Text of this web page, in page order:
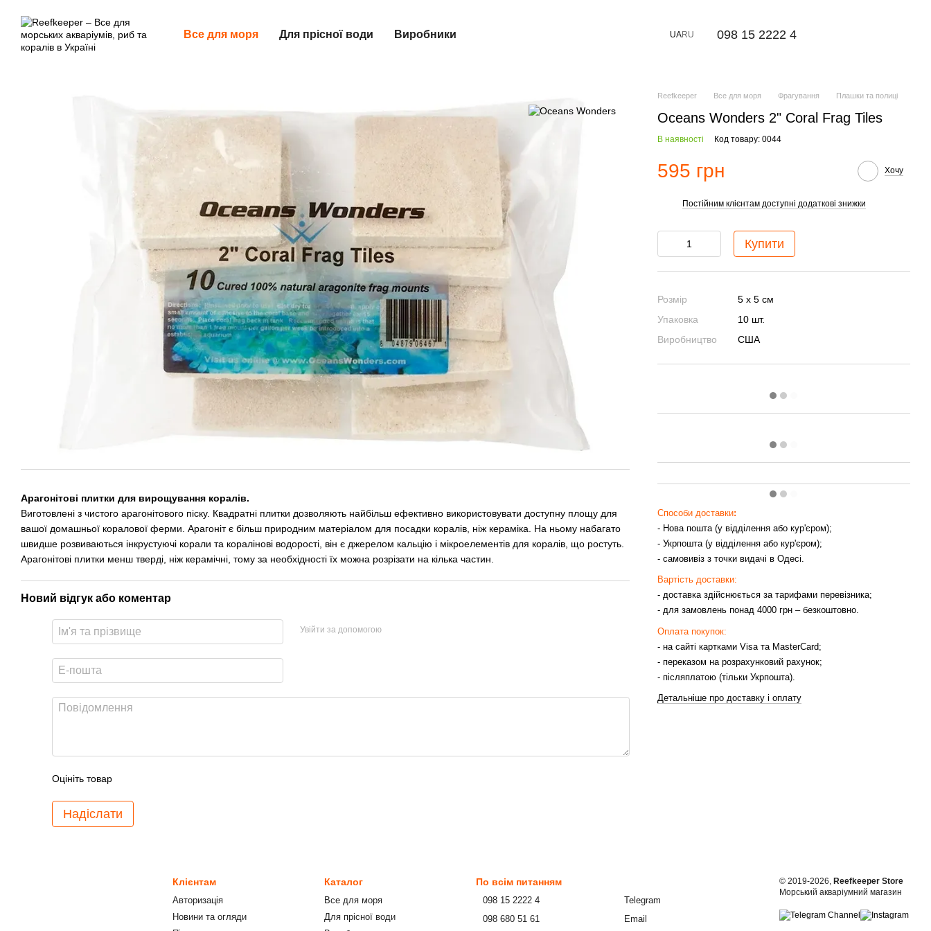
Все для моря Для прісної води Виробники UARU ⠀098 15 2222 4
Арагонітові плитки для вирощування коралів.
Виготовлені з чистого арагонітового піску. Квадратні плитки дозволяють найбільш ефективно використовувати доступну площу для
вашої домашньої коралової ферми. Арагоніт є більш природним матеріалом для посадки коралів, ніж кераміка. На ньому набагато
швидше розвиваються інкрустуючі корали та коралінові водорості, він є джерелом кальцію і мікроелементів для коралів, що ростуть.
Арагонітові плитки менш тверді, ніж керамічні, тому за необхідності їх можна розрізати на кілька частин.
Новий відгук або коментар
Увійти за допомогою
Оцініть товар
Надіслати
Reefkeeper Все для моря Фрагування Плашки та полиці
Oceans Wonders 2" Coral Frag Tiles
В наявності Код товару: 0044
595 грн Хочу
Постійним клієнтам доступні додаткові знижки
Купити
Розмір
5 x 5 см
Упаковка
10 шт.
Виробництво
США
Способи доставки:
- Нова пошта (у відділення або кур'єром);
- Укрпошта (у відділення або кур'єром);
- самовивіз з точки видачі в Одесі.
Вартість доставки:
- доставка здійснюється за тарифами перевізника;
- для замовлень понад 4000 грн – безкоштовно.
Оплата покупок:
- на сайті картками Visa та MasterCard;
- переказом на розрахунковий рахунок;
- післяплатою (тільки Укрпошта).
Детальніше про доставку і оплату
Клієнтам
Авторизація
Новини та огляди
Каталог
Все для моря
Для прісної води
По всім питанням
⠀098 15 2222 4
⠀098 680 51 61
Telegram
Email
© 2019-2026, Reefkeeper Store
Морський акваріумний магазин